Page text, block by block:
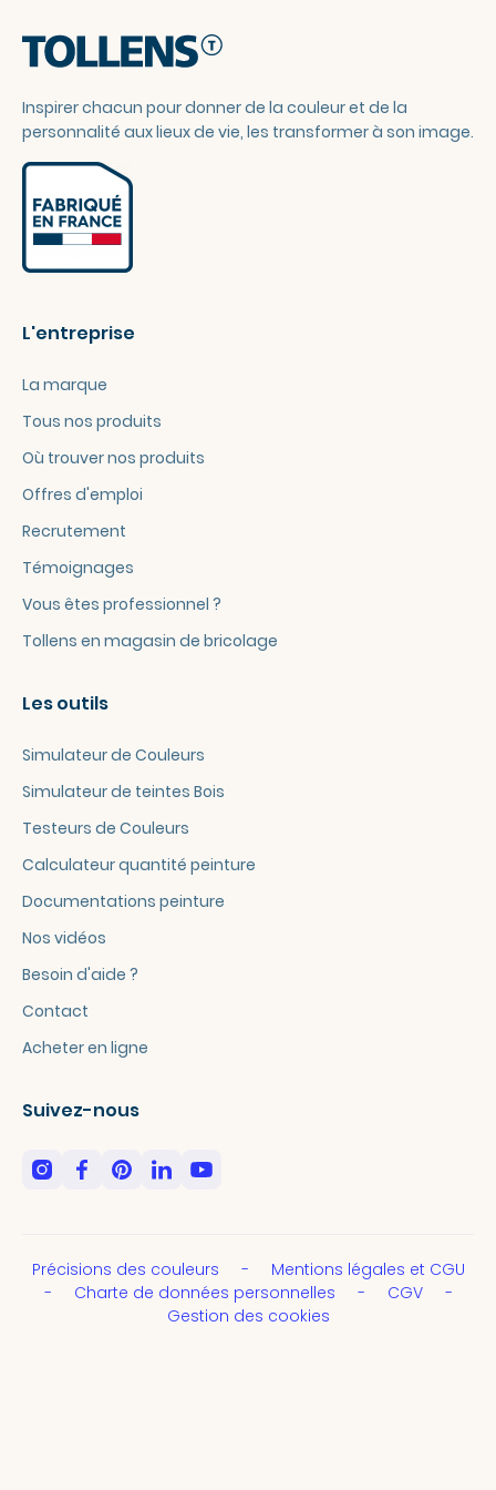
Inspirer chacun pour donner de la couleur et de la
personnalité aux lieux de vie, les transformer à son image.
L'entreprise
La marque
Tous nos produits
Où trouver nos produits
Offres d'emploi
Recrutement
Témoignages
Vous êtes professionnel ?
Tollens en magasin de bricolage
Les outils
Simulateur de Couleurs
Simulateur de teintes Bois
Testeurs de Couleurs
Calculateur quantité peinture
Documentations peinture
Nos vidéos
Besoin d'aide ?
Contact
Acheter en ligne
Suivez-nous
Précisions des couleurs
Mentions légales et CGU
Charte de données personnelles
CGV
Gestion des cookies